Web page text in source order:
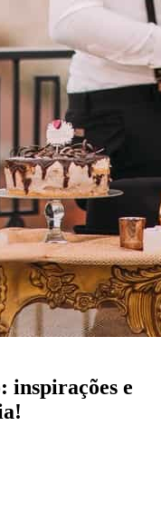
inspirações e